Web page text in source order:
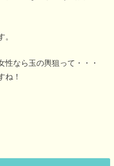
。
性なら玉の輿狙って・・・
ね！